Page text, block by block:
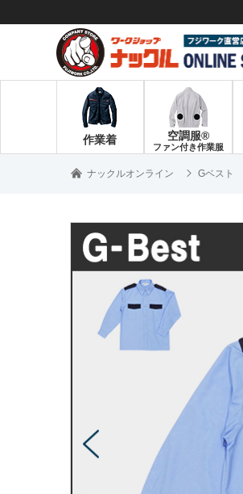
作業着 空調服®
ファン付き作業服
ナックルオンライン Gベスト